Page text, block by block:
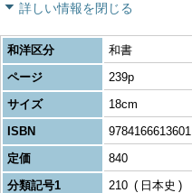
詳しい情報を閉じる
和洋区分
和書
ページ
239p
サイズ
18cm
ISBN
9784166613601
定価
840
分類記号1
210
日本史